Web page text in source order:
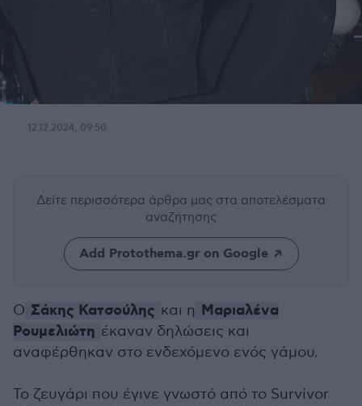
12.12.2024, 09:50
Δείτε περισσότερα άρθρα μας στα αποτελέσματα
αναζήτησης
Add Protothema.gr on Google
O Σάκης Κατσούλης και η Μαριαλένα
Ρουμελιώτη έκαναν δηλώσεις και
αναφέρθηκαν στο ενδεχόμενο ενός γάμου.
Το ζευγάρι που έγινε γνωστό από το Survivor